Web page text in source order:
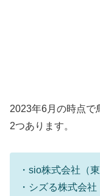
2023年6月の時点で
2つあります。
・sio株式会社（
・シズる株式会